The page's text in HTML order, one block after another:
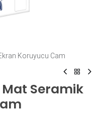
Koruyucu Cam
Mat Seramik